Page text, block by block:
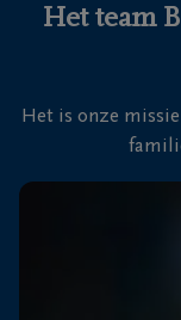
Het team
Het is onze